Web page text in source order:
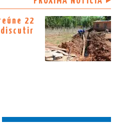
22
discutir